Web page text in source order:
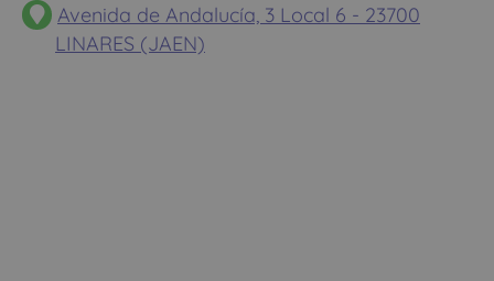
Avenida de Andalucía, 3 Local 6 - 23700
LINARES (JAEN)